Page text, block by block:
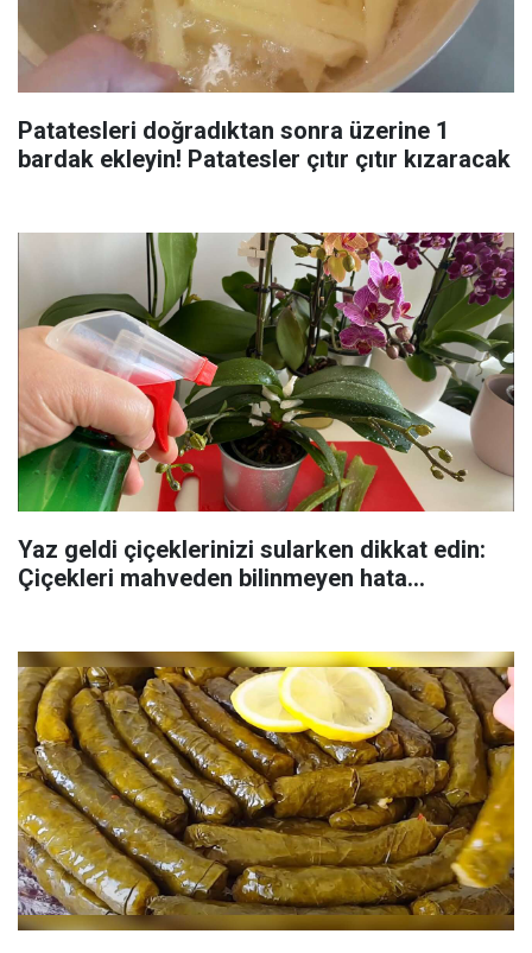
Patatesleri doğradıktan sonra üzerine 1
bardak ekleyin! Patatesler çıtır çıtır kızaracak
Yaz geldi çiçeklerinizi sularken dikkat edin:
Çiçekleri mahveden bilinmeyen hata...